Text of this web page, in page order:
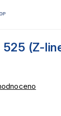
525 (Z-